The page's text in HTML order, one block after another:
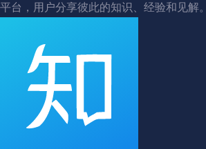
平台，用户分享彼此的知识、经验和见解。